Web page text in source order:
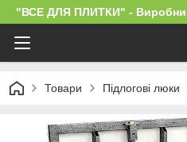
"ВСЕ ДЛЯ ПЛИТКИ" -
Товари Підлогові люки